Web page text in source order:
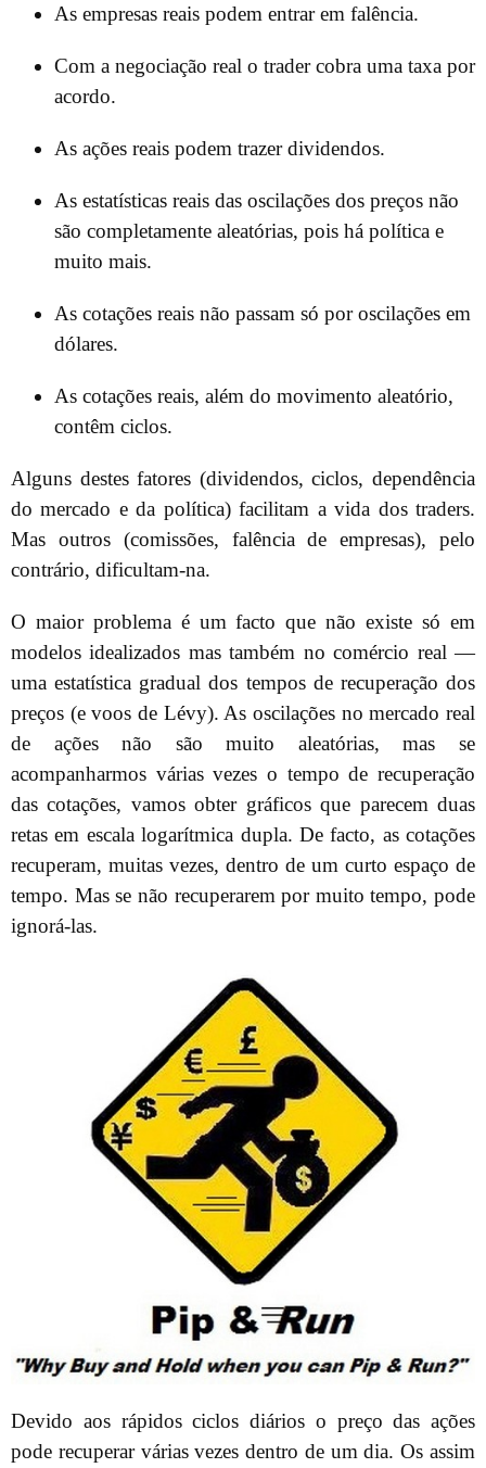
As empresas reais podem entrar em falência.
Com a negociação real o trader cobra uma taxa por
acordo.
As ações reais podem trazer dividendos.
As estatísticas reais das oscilações dos preços não
são completamente aleatórias, pois há política e
muito mais.
As cotações reais não passam só por oscilações em
dólares.
As cotações reais, além do movimento aleatório,
contêm ciclos.
Alguns destes fatores (dividendos, ciclos, dependência
do mercado e da política) facilitam a vida dos traders.
Mas outros (comissões, falência de empresas), pelo
contrário, dificultam-na.
O maior problema é um facto que não existe só em
modelos idealizados mas também no comércio real —
uma estatística gradual dos tempos de recuperação dos
preços (e voos de Lévy). As oscilações no mercado real
de ações não são muito aleatórias, mas se
acompanharmos várias vezes o tempo de recuperação
das cotações, vamos obter gráficos que parecem duas
retas em escala logarítmica dupla. De facto, as cotações
recuperam, muitas vezes, dentro de um curto espaço de
tempo. Mas se não recuperarem por muito tempo, pode
ignorá-las.
Devido aos rápidos ciclos diários o preço das ações
pode recuperar várias vezes dentro de um dia. Os assim